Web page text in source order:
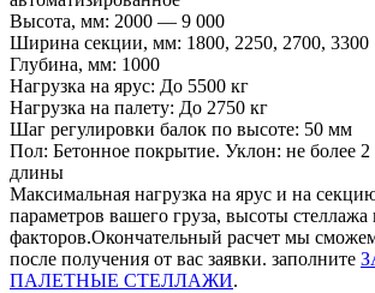
Высота, мм: 2000 — 9 000
Ширина секции, мм: 1800, 2250, 2700, 3300
Глубина, мм: 1000
Нагрузка на ярус: До 5500 кг
Нагрузка на палету: До 2750 кг
Шаг регулировки балок по высоте: 50 мм
Пол: Бетонное покрытие. Уклон: не более
длины
Максимальная нагрузка на ярус и на
параметров вашего груза, высоты стеллажа
факторов.Окончательный расчет мы
после получения от вас заявки. заполните
ПАЛЕТНЫЕ СТЕЛЛАЖИ.